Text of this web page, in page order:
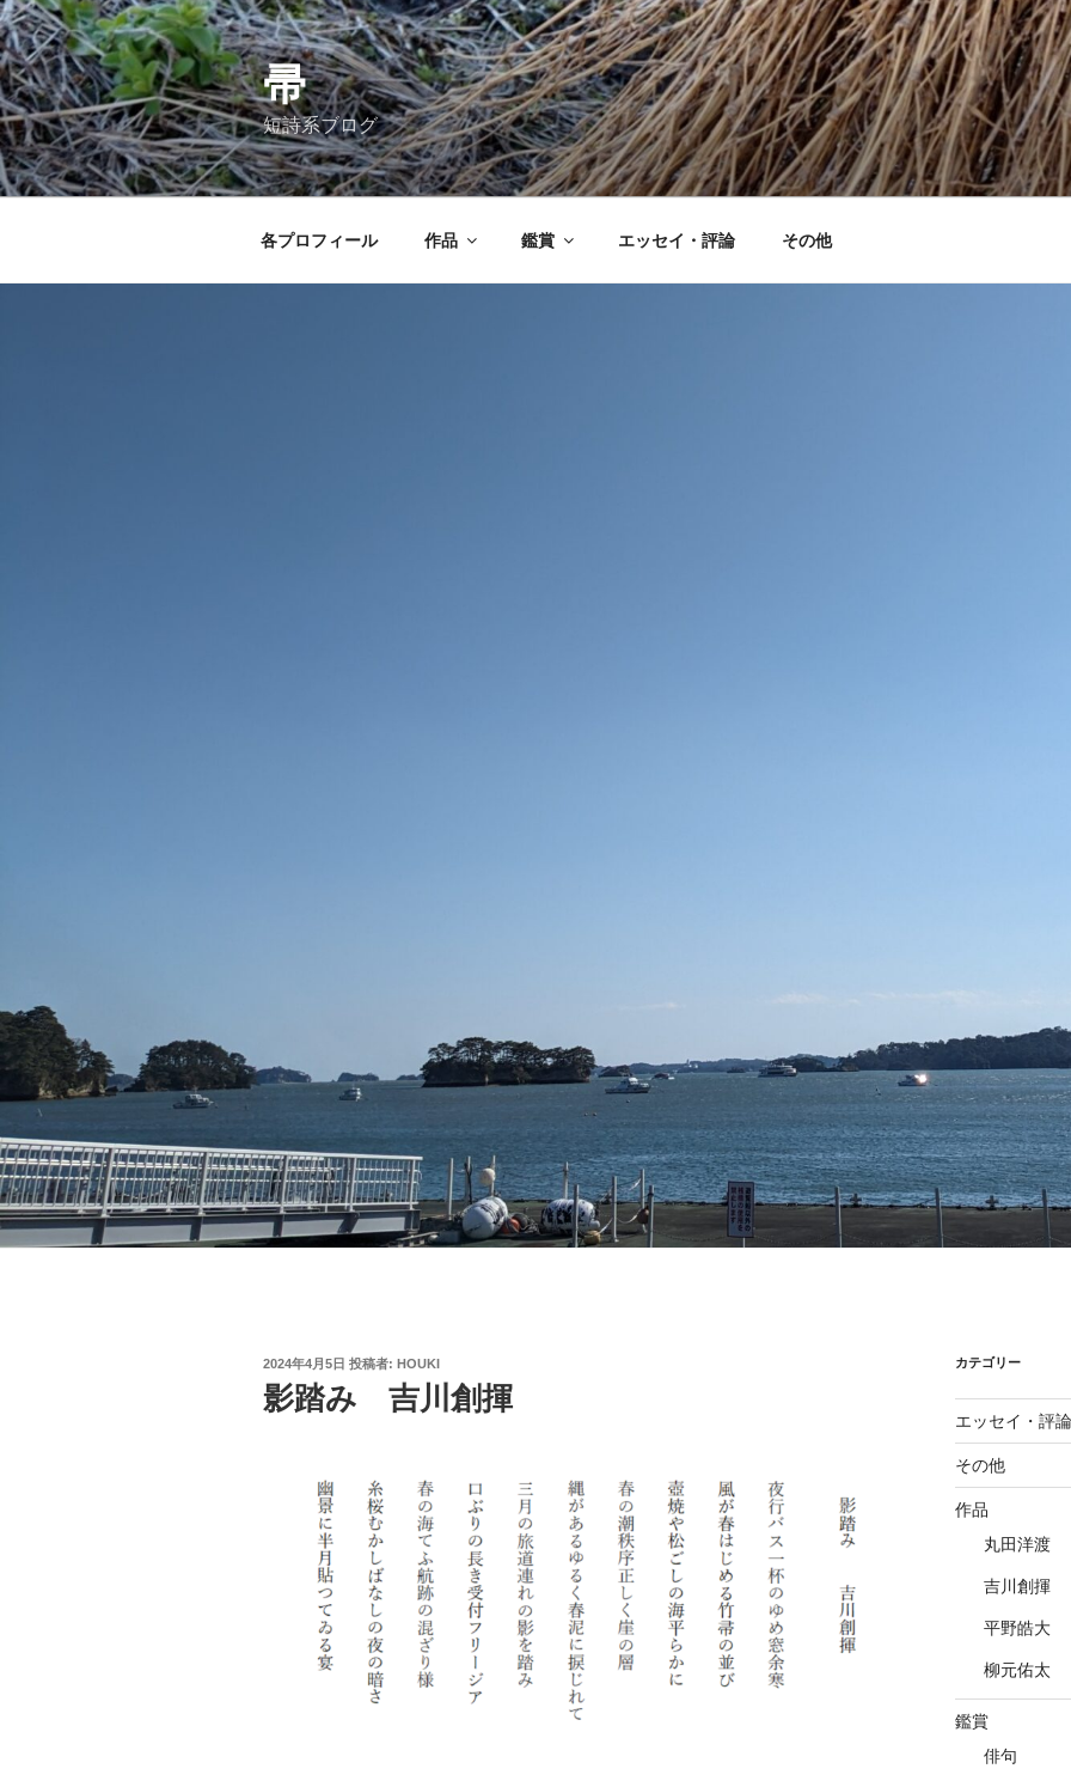
コ
ン
テ
ン
ツ
へ
ス
帚
短詩系ブログ
各プロフィール 作品 鑑賞 エッセイ・評論 その他
投
稿
日:
2024年4月5日 投稿者: HOUKI
影踏み 吉川創揮
カテゴリー
エッセイ・評論
その他
作品
丸田洋渡
吉川創揮
平野皓大
柳元佑太
鑑賞
俳句